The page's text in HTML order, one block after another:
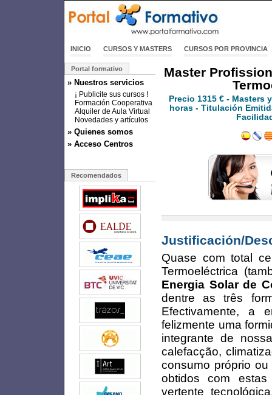
INICIO CURSOS Y MASTERS CURSOS POR PROVINCIA
Portal formativo
» Nuestros servicios
¡ Publicite sus cursos !
Formación Cooperativa
Alquiler de Aula Virtual
Novedades y artículos
» Quienes somos
» Acceso Centros
Recomendados
Master
Precio 1315 € - Masters
horas - Titulación
Justificación/
Quase com total
Termoeléctrica
Energia Solar de
dentre as três
Efectivamente, a
felizmente uma
integrante de
calefacção,
consumo próprio
obtidos com
vertente